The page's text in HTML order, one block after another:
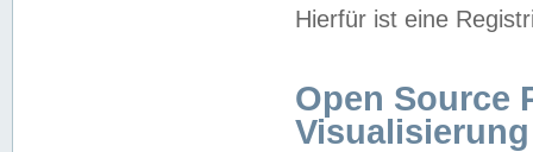
Hierfür ist eine
Open Source
Visualisierung